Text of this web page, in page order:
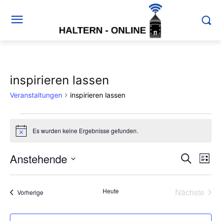
inspirieren lassen
Veranstaltungen inspirieren lassen
Veranstaltungen
HinweisEs wurden keine Ergebnisse gefunden.
Suche
und
SucheListe
Anstehende
VorherigeVeranstaltungen Heute
Nächste